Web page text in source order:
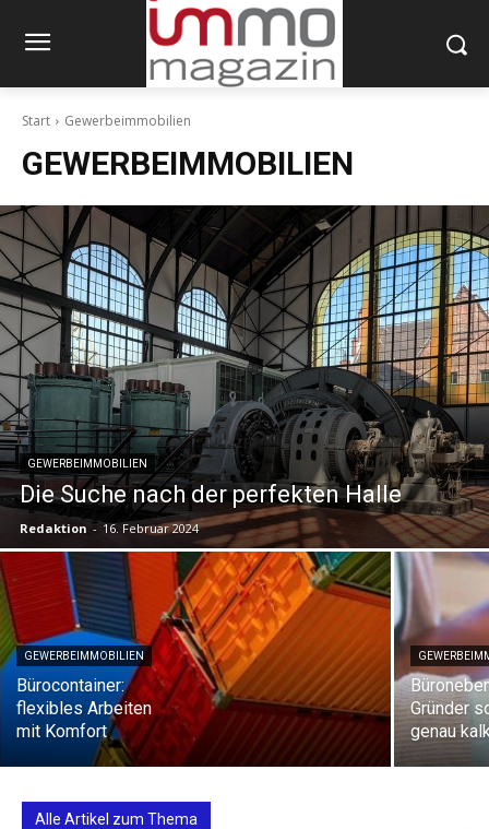
Start Gewerbeimmobilien
GEWERBEIMMOBILIEN
GEWERBEIMMOBILIEN
Die Suche nach der perfekten Halle
Redaktion - 16. Februar 2024
GEWERBEIMMOBILIEN
Bürocontainer:
flexibles Arbeiten
mit Komfort
Gründer
genau
Alle Artikel zum Thema